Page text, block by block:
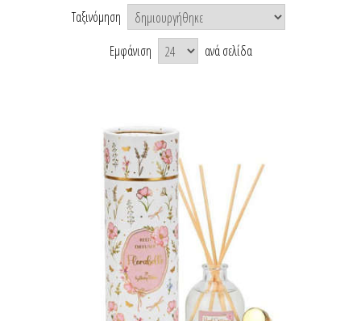
Ταξινόμηση
Εμφάνιση
ανά σελίδα